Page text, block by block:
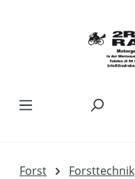
Forst
Forsttechnik